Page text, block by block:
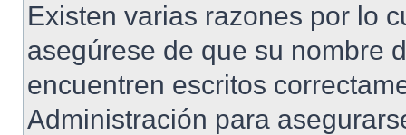
Existen varias razones por lo
asegúrese de que su nombre
encuentren escritos
Administración para